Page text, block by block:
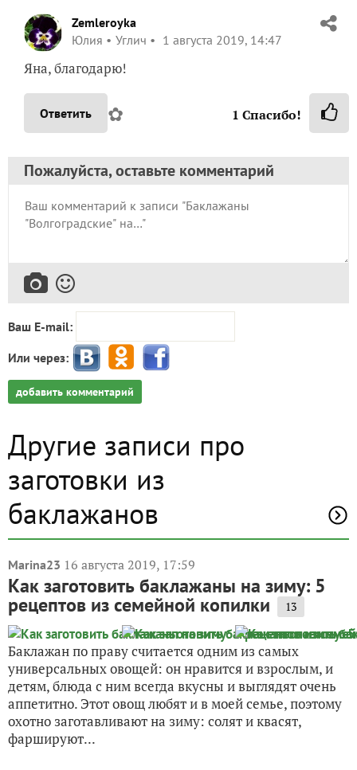
Zemleroyka
Юлия
Углич 1 августа 2019, 14:47
Яна, благодарю!
Ответить ✿ 1 Спасибо!
Пожалуйста, оставьте комментарий
Ваш E-mail:
Или через:
добавить комментарий
Другие записи про
заготовки из
баклажанов
Marina23 16 августа 2019, 17:59
Как заготовить баклажаны на зиму: 5
рецептов из семейной копилки 13
Баклажан по праву считается одним из самых
универсальных овощей: он нравится и взрослым, и
детям, блюда с ним всегда вкусны и выглядят очень
аппетитно. Этот овощ любят и в моей семье, поэтому
охотно заготавливают на зиму: солят и квасят,
фаршируют...